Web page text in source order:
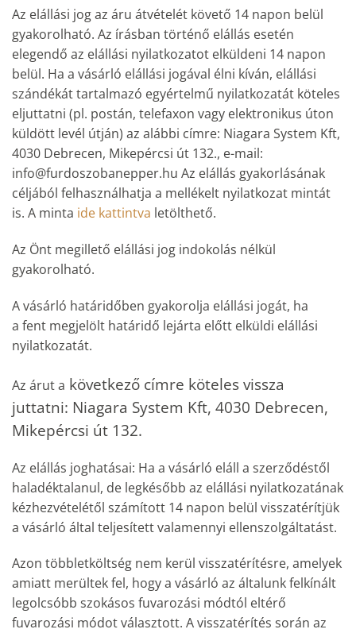
Az elállási jog az áru átvételét követő 14 napon belül
gyakorolható. Az írásban történő elállás esetén
elegendő az elállási nyilatkozatot elküldeni 14 napon
belül. Ha a vásárló elállási jogával élni kíván, elállási
szándékát tartalmazó egyértelmű nyilatkozatát köteles
eljuttatni (pl. postán, telefaxon vagy elektronikus úton
küldött levél útján) az alábbi címre: Niagara System Kft,
4030 Debrecen, Mikepércsi út 132., e-mail:
info@furdoszobanepper.hu Az elállás gyakorlásának
céljából felhasználhatja a mellékelt nyilatkozat mintát
is. A minta ide kattintva letölthető.
Az Önt megillető elállási jog indokolás nélkül
gyakorolható.
A vásárló határidőben gyakorolja elállási jogát, ha
a fent megjelölt határidő lejárta előtt elküldi elállási
nyilatkozatát.
Az árut a következő címre köteles vissza
juttatni: Niagara System Kft, 4030 Debrecen,
Mikepércsi út 132.
Az elállás joghatásai: Ha a vásárló eláll a szerződéstől
haladéktalanul, de legkésőbb az elállási nyilatkozatának
kézhezvételétől számított 14 napon belül visszatérítjük
a vásárló által teljesített valamennyi ellenszolgáltatást.
Azon többletköltség nem kerül visszatérítésre, amelyek
amiatt merültek fel, hogy a vásárló az általunk felkínált
legolcsóbb szokásos fuvarozási módtól eltérő
fuvarozási módot választott. A visszatérítés során az